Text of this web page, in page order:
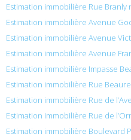
Estimation immobilière Rue Branly
Estimation immobilière Avenue
Estimation immobilière Avenue
Estimation immobilière Avenue
Estimation immobilière Impasse
Estimation immobilière Rue
Estimation immobilière Rue de
Estimation immobilière Rue de
Estimation immobilière Boulevard